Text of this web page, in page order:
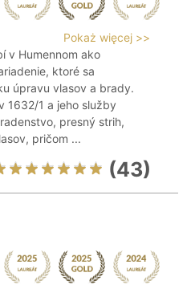
Pokaż więcej >>
v Humennom ako
ktoré sa
úpravu vlasov a brady.
1632/1 a jeho služby
presný strih,
pričom ...
(43)